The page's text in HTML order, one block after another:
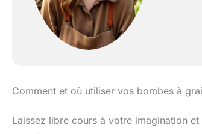
Comment et où utiliser vos bombes à
Laissez libre cours à votre imagination